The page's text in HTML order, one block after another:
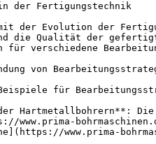
der Fertigungstechnik
der Evolution der
die Qualität der
für verschiedene
von
für
Hartmetallbohrern**:
www.prima-